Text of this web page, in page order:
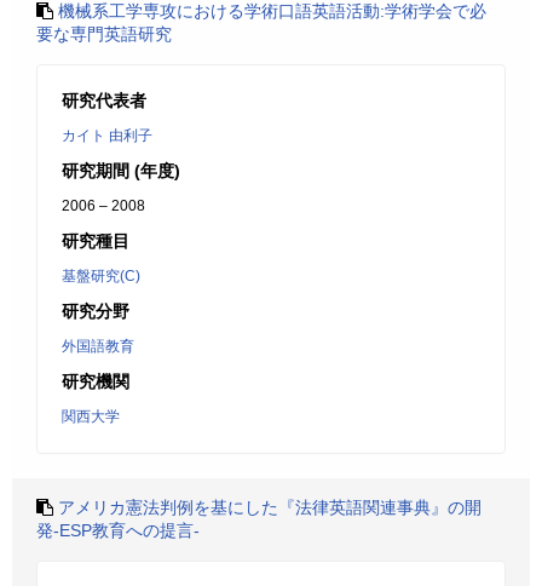
機械系工学専攻における学術口語英語活動:学術学会で必
要な専門英語研究
研究代表者
カイト 由利子
研究期間 (年度)
2006 – 2008
研究種目
基盤研究(C)
研究分野
外国語教育
研究機関
関西大学
アメリカ憲法判例を基にした『法律英語関連事典』の開
発-ESP教育への提言-